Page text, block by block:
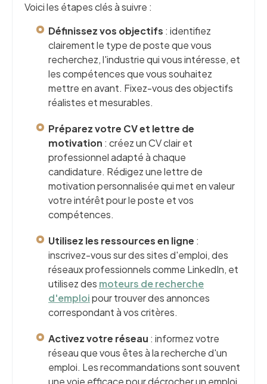
Voici les étapes clés à suivre :
Définissez vos objectifs : identifiez
clairement le type de poste que vous
recherchez, l'industrie qui vous intéresse, et
les compétences que vous souhaitez
mettre en avant. Fixez-vous des objectifs
réalistes et mesurables.
Préparez votre CV et lettre de
motivation : créez un CV clair et
professionnel adapté à chaque
candidature. Rédigez une lettre de
motivation personnalisée qui met en valeur
votre intérêt pour le poste et vos
compétences.
Utilisez les ressources en ligne :
inscrivez-vous sur des sites d'emploi, des
réseaux professionnels comme LinkedIn, et
utilisez des moteurs de recherche
d'emploipour trouver des annonces
correspondant à vos critères.
Activez votre réseau : informez votre
réseau que vous êtes à la recherche d'un
emploi. Les recommandations sont souvent
une voie efficace pour décrocher un emploi.